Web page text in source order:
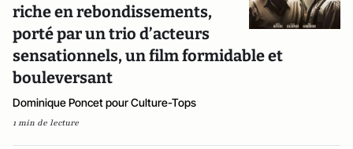
riche en rebondissements,
porté par un trio d’acteurs
sensationnels, un film formidable et
bouleversant
Dominique Poncet pour Culture-Tops
1 min de lecture